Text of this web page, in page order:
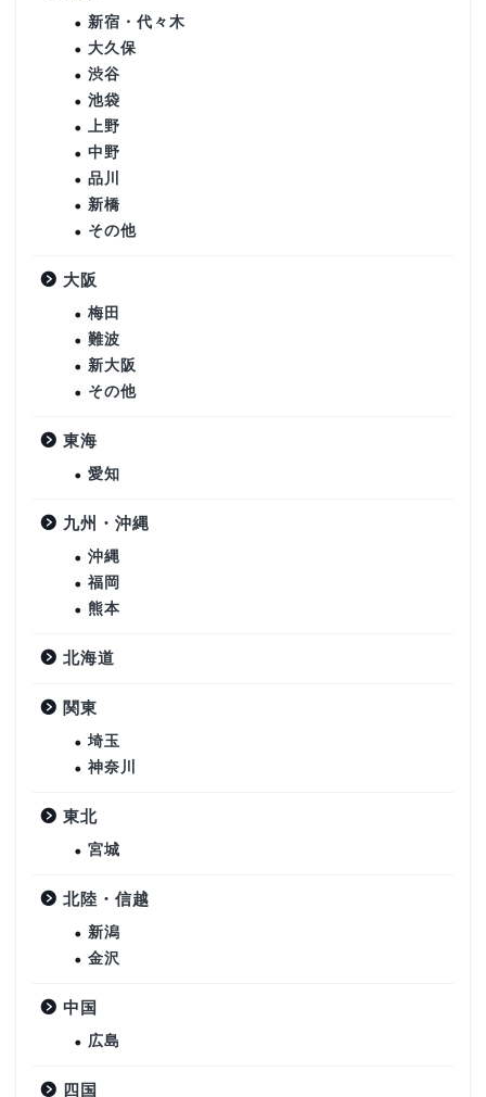
新宿・代々木
大久保
渋谷
池袋
上野
中野
品川
新橋
その他
大阪
梅田
難波
新大阪
その他
東海
愛知
九州・沖縄
沖縄
福岡
熊本
北海道
関東
埼玉
神奈川
東北
宮城
北陸・信越
新潟
金沢
中国
広島
四国